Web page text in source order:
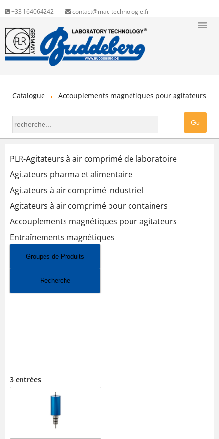
+33 164064242 contact@mac-technologie.fr
Catalogue Accouplements magnétiques pour agitateurs
PLR-Agitateurs à air comprimé de laboratoire
Agitateurs pharma et alimentaire
Agitateurs à air comprimé industriel
Agitateurs à air comprimé pour containers
Accouplements magnétiques pour agitateurs
Entraînements magnétiques
Groupes de Produits
Recherche
3 entrées